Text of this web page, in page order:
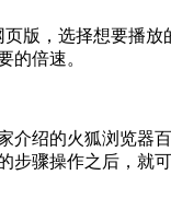
版，选择想要播放
的倍速。
介绍的火狐浏览器
步骤操作之后，就